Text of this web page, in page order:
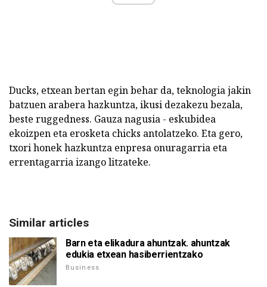
Ducks, etxean bertan egin behar da, teknologia jakin
batzuen arabera hazkuntza, ikusi dezakezu bezala,
beste ruggedness. Gauza nagusia - eskubidea
ekoizpen eta erosketa chicks antolatzeko. Eta gero,
txori honek hazkuntza enpresa onuragarria eta
errentagarria izango litzateke.
Similar articles
Barn eta elikadura ahuntzak. ahuntzak
edukia etxean hasiberrientzako
Business